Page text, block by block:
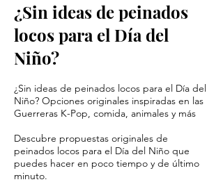
¿Sin ideas de peinados
locos para el Día del
Niño?
¿Sin ideas de peinados locos para el Día del
Niño? Opciones originales inspiradas en las
Guerreras K-Pop, comida, animales y más
Descubre propuestas originales de
peinados locos para el Día del Niño que
puedes hacer en poco tiempo y de último
minuto.